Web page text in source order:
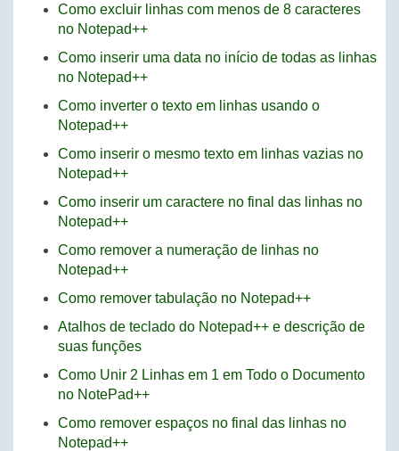
Como excluir linhas com menos de 8 caracteres
no Notepad++
Como inserir uma data no início de todas as linhas
no Notepad++
Como inverter o texto em linhas usando o
Notepad++
Como inserir o mesmo texto em linhas vazias no
Notepad++
Como inserir um caractere no final das linhas no
Notepad++
Como remover a numeração de linhas no
Notepad++
Como remover tabulação no Notepad++
Atalhos de teclado do Notepad++ e descrição de
suas funções
Como Unir 2 Linhas em 1 em Todo o Documento
no NotePad++
Como remover espaços no final das linhas no
Notepad++